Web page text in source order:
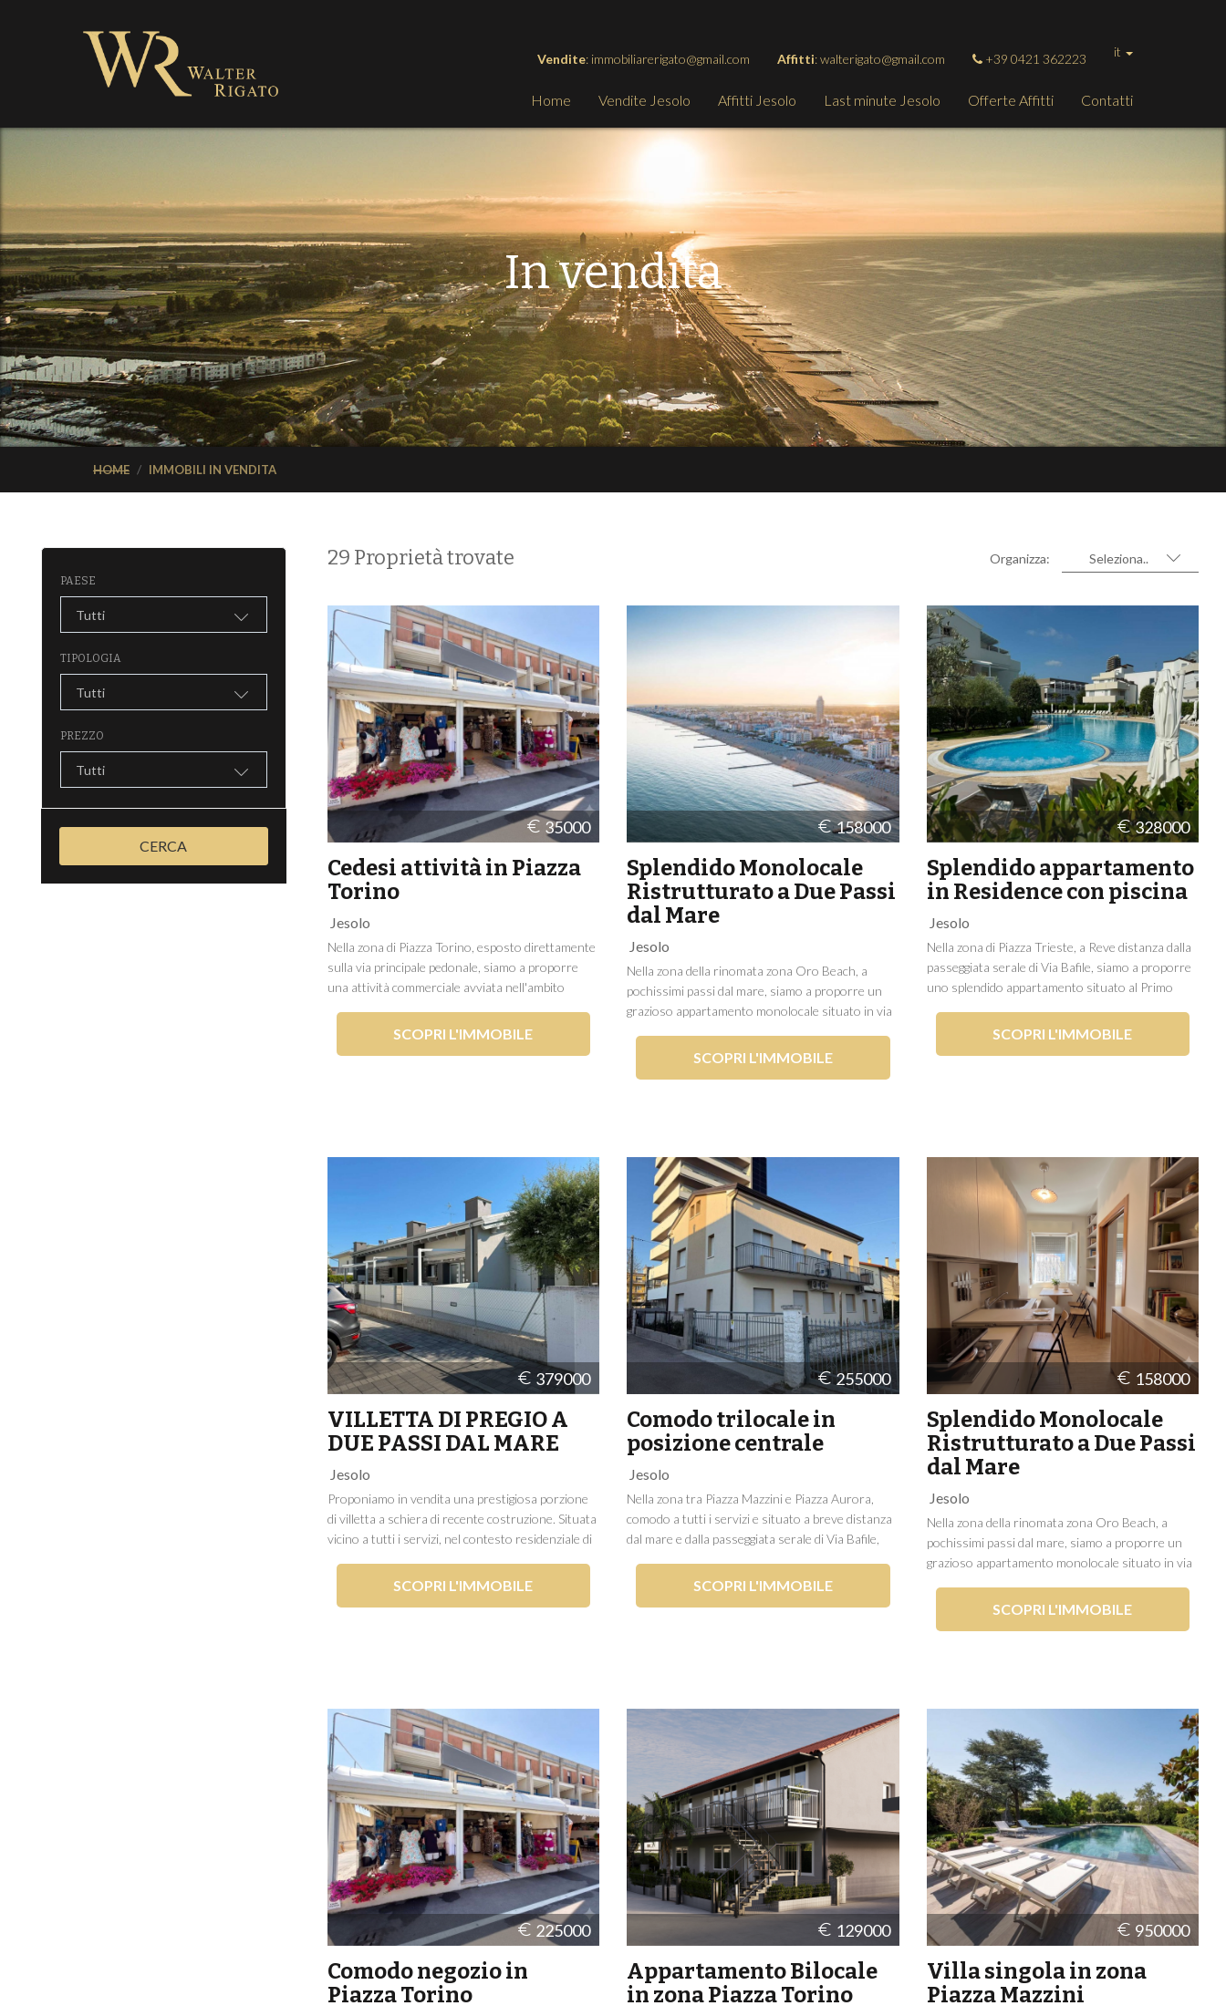
Vendite: immobiliarerigato@gmail.com Affitti: walterigato@gmail.com +39 0421 362223 it
Home Vendite Jesolo Affitti Jesolo Last minute Jesolo Offerte Affitti Contatti
In vendita
HOME IMMOBILI IN VENDITA
PAESE
Tutti
TIPOLOGIA
Tutti
PREZZO
Tutti
CERCA
29 Proprietà trovate Organizza: Seleziona..
35000
Cedesi attività in Piazza
Torino
Jesolo
Nella zona di Piazza Torino, esposto direttamente
sulla via principale pedonale, siamo a proporre
una attività commerciale avviata nell'ambito
di uno spazioso spazio espositivo interno che poi
SCOPRI L'IMMOBILE
158000
Splendido Monolocale
Ristrutturato a Due Passi
dal Mare
Jesolo
Nella zona della rinomata zona Oro Beach, a
pochissimi passi dal mare, siamo a proporre un
grazioso appartamento monolocale situato in via
ottimamente conservata. L'immobile,
SCOPRI L'IMMOBILE
328000
Splendido appartamento
in Residence con piscina
Jesolo
Nella zona di Piazza Trieste, a Reve distanza dalla
passeggiata serale di Via Bafile, siamo a proporre
uno splendido appartamento situato al Primo
piscina e posto auto privato. L'immobile si
SCOPRI L'IMMOBILE
379000
VILLETTA DI PREGIO A
DUE PASSI DAL MARE
Jesolo
Proponiamo in vendita una prestigiosa porzione
di villetta a schiera di recente costruzione. Situata
vicino a tutti i servizi, nel contesto residenziale di
spiaggia, è una soluzione ottima sia per chi cerca
SCOPRI L'IMMOBILE
255000
Comodo trilocale in
posizione centrale
Jesolo
Nella zona tra Piazza Mazzini e Piazza Aurora,
comodo a tutti i servizi e situato a breve distanza
dal mare e dalla passeggiata serale di Via Bafile,
trilocale all'interno di una palazzina di sole 4 unità
SCOPRI L'IMMOBILE
158000
Splendido Monolocale
Ristrutturato a Due Passi
dal Mare
Jesolo
Nella zona della rinomata zona Oro Beach, a
pochissimi passi dal mare, siamo a proporre un
grazioso appartamento monolocale situato in via
ottimamente conservata. L'immobile,
SCOPRI L'IMMOBILE
225000
Comodo negozio in
Piazza Torino
129000
Appartamento Bilocale
in zona Piazza Torino
950000
Villa singola in zona
Piazza Mazzini